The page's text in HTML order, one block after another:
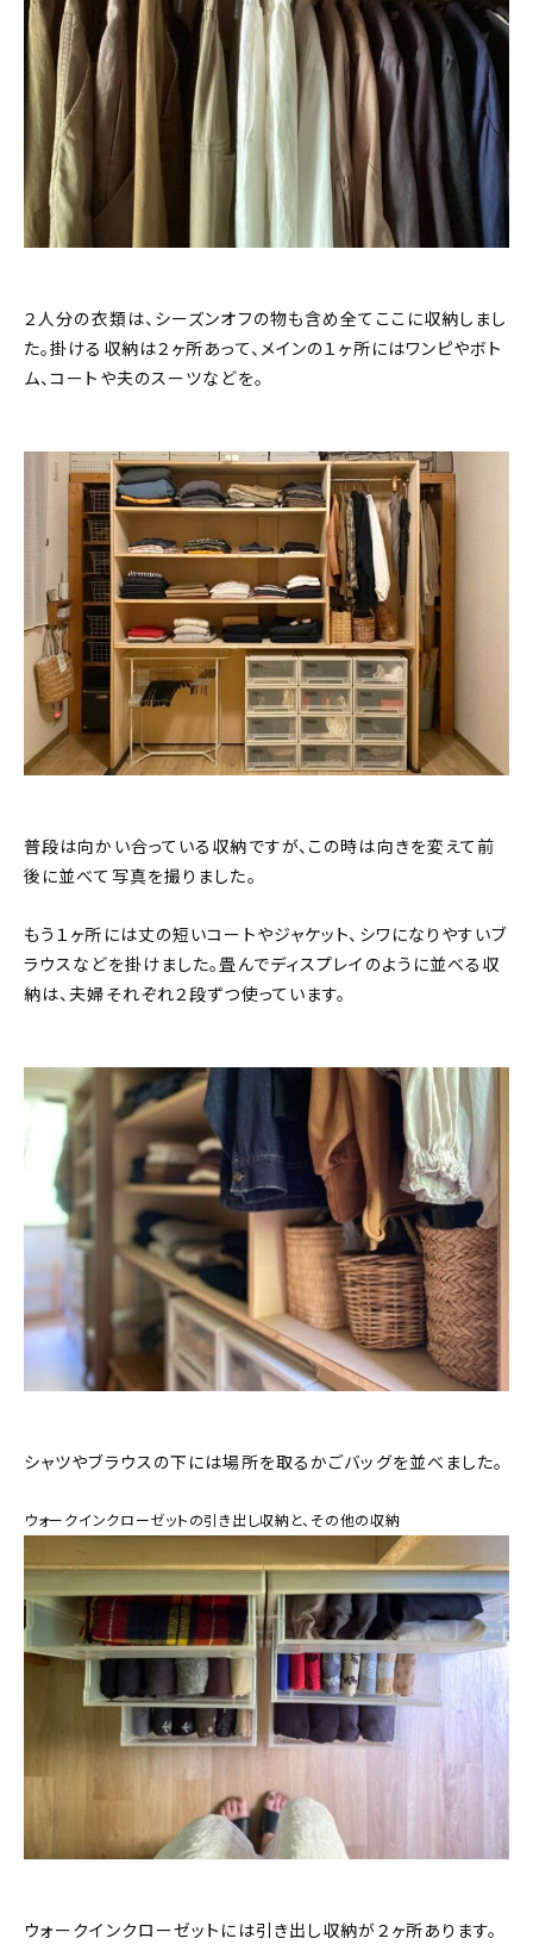
２人分の衣類は、シーズンオフの物も含め全てここに収納しまし
た。掛ける収納は２ヶ所あって、メインの１ヶ所にはワンピやボト
ム、コートや夫のスーツなどを。
普段は向かい合っている収納ですが、この時は向きを変えて前
後に並べて写真を撮りました。
もう１ヶ所には丈の短いコートやジャケット、シワになりやすいブ
ラウスなどを掛けました。畳んでディスプレイのように並べる収
納は、夫婦それぞれ２段ずつ使っています。
シャツやブラウスの下には場所を取るかごバッグを並べました。
ウォークインクローゼットの引き出し収納と、その他の収納
ウォークインクローゼットには引き出し収納が２ヶ所あります。